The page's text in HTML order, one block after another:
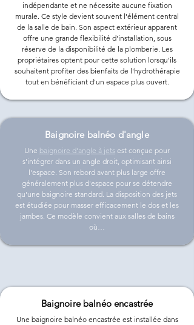
indépendante et ne nécessite aucune fixation
murale. Ce style devient souvent l'élément central
de la salle de bain. Son aspect extérieur apparent
offre une grande flexibilité d'installation, sous
réserve de la disponibilité de la plomberie. Les
propriétaires optent pour cette solution lorsqu'ils
souhaitent profiter des bienfaits de l'hydrothérapie
tout en bénéficiant d'un espace plus ouvert.
Baignoire balnéo d'angle
Une baignoire d'angle à jets est conçue pour
s'intégrer dans un angle droit, optimisant ainsi
l'espace. Son rebord avant plus large offre
généralement plus d'espace pour se détendre
qu'une baignoire standard. La disposition des jets
est étudiée pour masser efficacement le dos et les
jambes. Ce modèle convient aux salles de bains
où…
Baignoire balnéo encastrée
Une baignoire balnéo encastrée est installée dans